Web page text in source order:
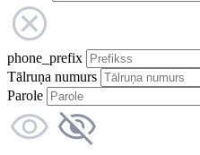
phone_prefix
Tālruņa numurs
Parole